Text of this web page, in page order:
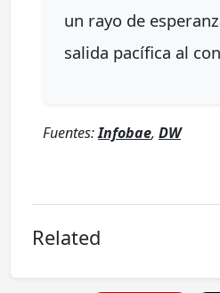
un rayo de
salida pacífica al
Fuentes:Infobae, DW
Related